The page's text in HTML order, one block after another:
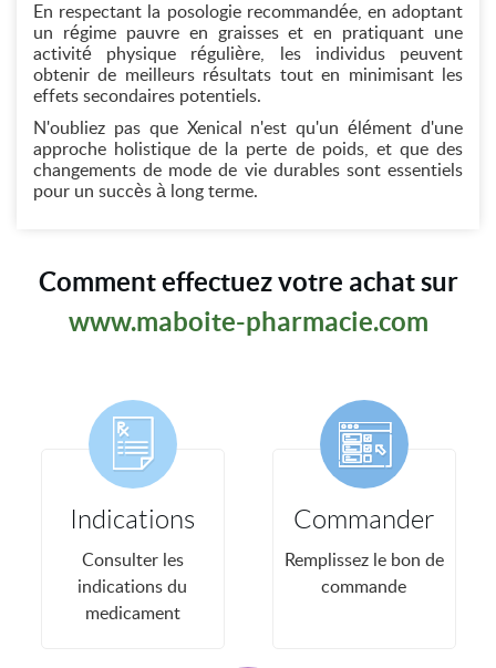
En respectant la posologie recommandée, en adoptant
un régime pauvre en graisses et en pratiquant une
activité physique régulière, les individus peuvent
obtenir de meilleurs résultats tout en minimisant les
effets secondaires potentiels.
N'oubliez pas que Xenical n'est qu'un élément d'une
approche holistique de la perte de poids, et que des
changements de mode de vie durables sont essentiels
pour un succès à long terme.
Comment effectuez votre achat sur
www.maboite-pharmacie.com
Indications
Consulter les
indications du
medicament
Commander
Remplissez le bon de
commande